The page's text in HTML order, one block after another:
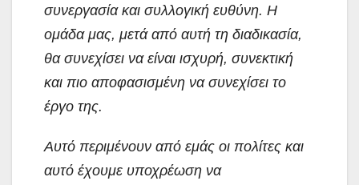
συνεργασία και συλλογική ευθύνη. Η
ομάδα μας, μετά από αυτή τη διαδικασία,
θα συνεχίσει να είναι ισχυρή, συνεκτική
και πιο αποφασισμένη να συνεχίσει το
έργο της.
Αυτό περιμένουν από εμάς οι πολίτες και
αυτό έχουμε υποχρέωση να